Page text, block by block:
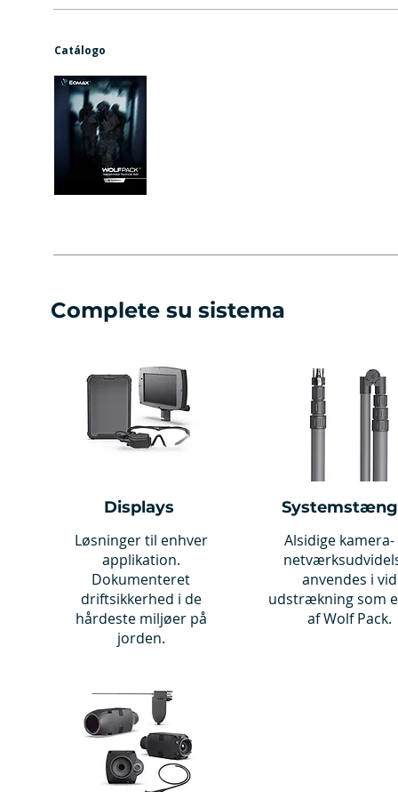
Catálogo
Complete su sistema
Displays
Løsninger til enhver
applikation.
Dokumenteret
driftsikkerhed i de
hårdeste miljøer på
jorden.
Alsidige kamera-
anvendes i vid
udstrækning som
af Wolf Pack.